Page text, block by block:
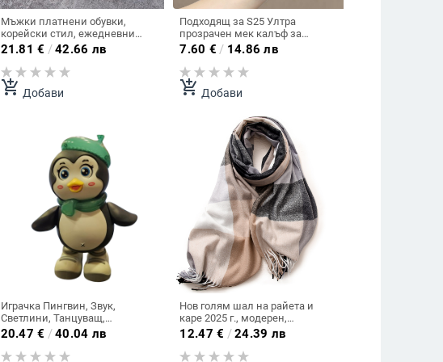
Мъжки платнени обувки,
корейски стил, ежедневни
маратонки, универсални
ученически обувки с велкро
закопчаване, пролетни бели
маратонки, обувки за двойки.
21.81 € /42.66 лв
add_shopping_cart Добави
Подходящ за S25 Ултра
прозрачен мек калъф за
телефон A25 цвете S24 Plus нов
розов S21 защитен мек калъф
A16
7.60 € / 14.86 лв
add_shopping_cart Добави
Играчка Пингвин, Звук,
Светлини, Танцуващ,
Пластмасов
20.47 € /40.04 лв
Нов голям шал на райета и
каре 2025 г., модерен,
елегантен и изтънчен стил,
висок клас топъл шал за жени
през есента и зимата
12.47 € /24.39 лв